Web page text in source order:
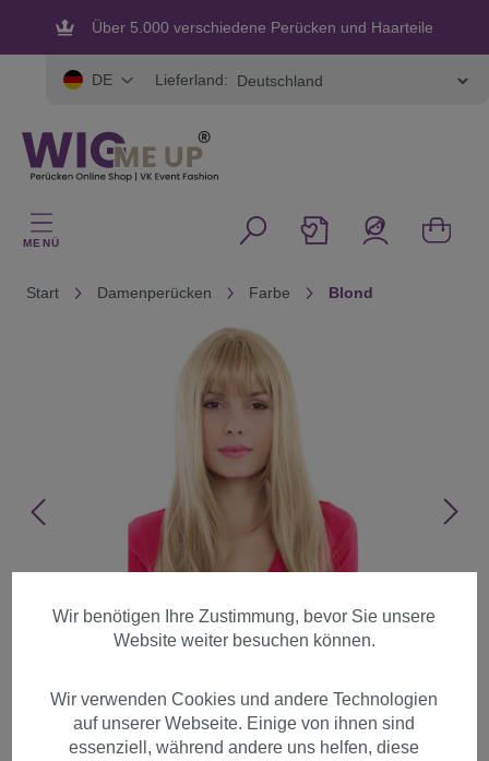
springenÜber 5.000 verschiedene Perücken und Haarteile
Flexible und sichere Zahlung
DE Lieferland:
MENÜ
Start Damenperücken Farbe Blond
Bildergalerie überspringen
Wir benötigen Ihre Zustimmung, bevor Sie unsere
Website weiter besuchen können.
Wir verwenden Cookies und andere Technologien
auf unserer Webseite. Einige von ihnen sind
essenziell, während andere uns helfen, diese